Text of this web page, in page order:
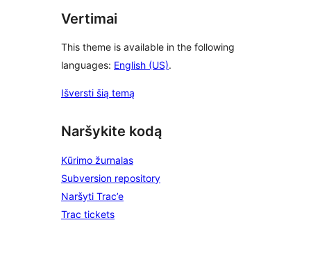
Vertimai
This theme is available in the following
languages: English (US).
Išversti šią temą
Naršykite kodą
Kūrimo žurnalas
Subversion repository
Naršyti Trac’e
Trac tickets